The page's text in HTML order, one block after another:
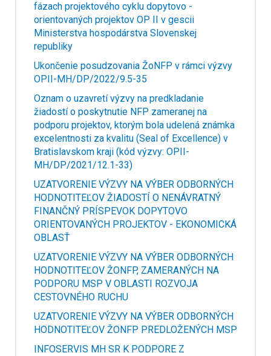
fázach projektového cyklu dopytovo -
orientovaných projektov OP II v gescii
Ministerstva hospodárstva Slovenskej
republiky
Ukončenie posudzovania ŽoNFP v rámci výzvy
OPII-MH/DP/2022/9.5-35
Oznam o uzavretí výzvy na predkladanie
žiadostí o poskytnutie NFP zameranej na
podporu projektov, ktorým bola udelená známka
excelentnosti za kvalitu (Seal of Excellence) v
Bratislavskom kraji (kód výzvy: OPII-
MH/DP/2021/12.1-33)
UZATVORENIE VÝZVY NA VÝBER ODBORNÝCH
HODNOTITEĽOV ŽIADOSTÍ O NENÁVRATNÝ
FINANČNÝ PRÍSPEVOK DOPYTOVO
ORIENTOVANÝCH PROJEKTOV - EKONOMICKÁ
OBLASŤ
UZATVORENIE VÝZVY NA VÝBER ODBORNÝCH
HODNOTITEĽOV ŽONFP, ZAMERANÝCH NA
PODPORU MSP V OBLASTI ROZVOJA
CESTOVNÉHO RUCHU
UZATVORENIE VÝZVY NA VÝBER ODBORNÝCH
HODNOTITEĽOV ŽONFP PREDLOŽENÝCH MSP
INFOSERVIS MH SR K PODPORE Z